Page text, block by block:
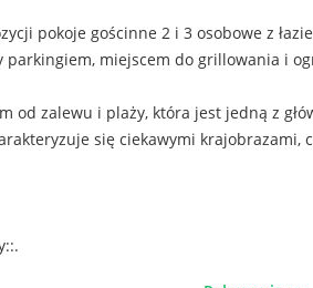
pokoje gościnne 2 i 3 osobowe z
parkingiem, miejscem do grillowania i
od zalewu i plaży, która jest jedną z
się ciekawymi